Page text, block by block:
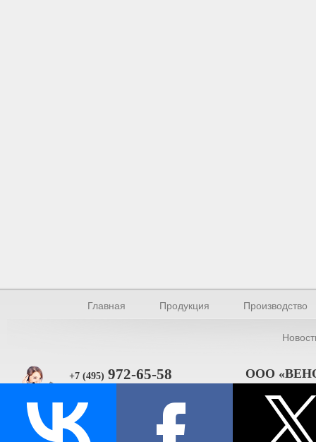
Главная Продукция Производство
+7 (495) 972-65-58
Прямая связь
ООО
ИНН